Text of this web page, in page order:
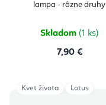
lampa - rôzne druhy
Skladom (1 ks)
7,90 €
Kvet života Lotus